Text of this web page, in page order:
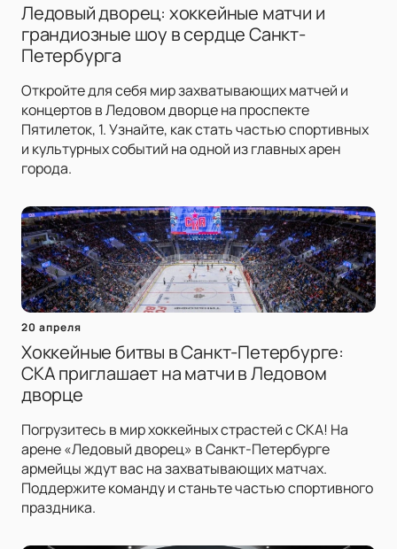
Ледовый дворец: хоккейные матчи и
грандиозные шоу в сердце Санкт-
Петербурга
Откройте для себя мир захватывающих матчей и
концертов в Ледовом дворце на проспекте
Пятилеток, 1. Узнайте, как стать частью спортивных
и культурных событий на одной из главных арен
города.
20 апреля
Хоккейные битвы в Санкт-Петербурге:
СКА приглашает на матчи в Ледовом
дворце
Погрузитесь в мир хоккейных страстей с СКА! На
арене «Ледовый дворец» в Санкт-Петербурге
армейцы ждут вас на захватывающих матчах.
Поддержите команду и станьте частью спортивного
праздника.